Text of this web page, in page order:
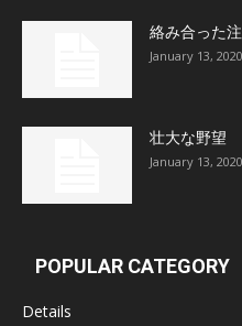
絡み合った
January 13, 2020
壮大な野望
January 13, 2020
POPULAR CATEGORY
Details